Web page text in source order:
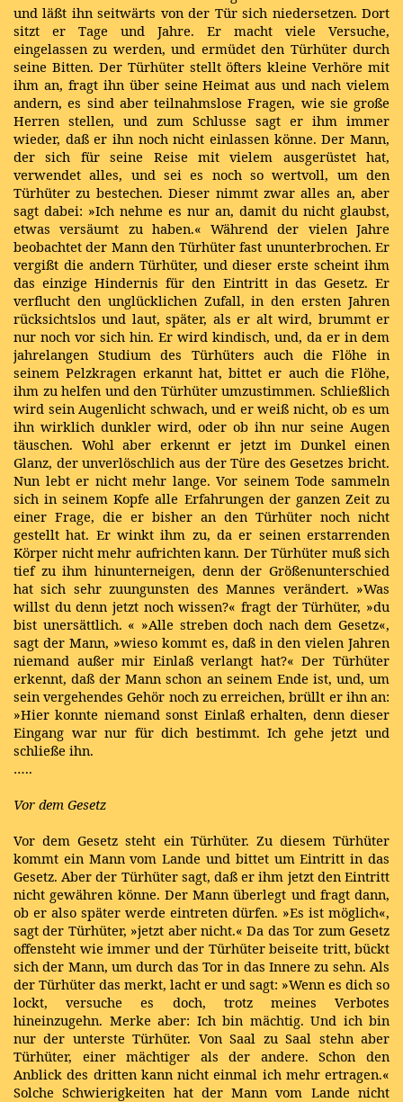
und läßt ihn seitwärts von der Tür sich niedersetzen. Dort
sitzt er Tage und Jahre. Er macht viele Versuche,
eingelassen zu werden, und ermüdet den Türhüter durch
seine Bitten. Der Türhüter stellt öfters kleine Verhöre mit
ihm an, fragt ihn über seine Heimat aus und nach vielem
andern, es sind aber teilnahmslose Fragen, wie sie große
Herren stellen, und zum Schlusse sagt er ihm immer
wieder, daß er ihn noch nicht einlassen könne. Der Mann,
der sich für seine Reise mit vielem ausgerüstet hat,
verwendet alles, und sei es noch so wertvoll, um den
Türhüter zu bestechen. Dieser nimmt zwar alles an, aber
sagt dabei: »Ich nehme es nur an, damit du nicht glaubst,
etwas versäumt zu haben.« Während der vielen Jahre
beobachtet der Mann den Türhüter fast ununterbrochen. Er
vergißt die andern Türhüter, und dieser erste scheint ihm
das einzige Hindernis für den Eintritt in das Gesetz. Er
verflucht den unglücklichen Zufall, in den ersten Jahren
rücksichtslos und laut, später, als er alt wird, brummt er
nur noch vor sich hin. Er wird kindisch, und, da er in dem
jahrelangen Studium des Türhüters auch die Flöhe in
seinem Pelzkragen erkannt hat, bittet er auch die Flöhe,
ihm zu helfen und den Türhüter umzustimmen. Schließlich
wird sein Augenlicht schwach, und er weiß nicht, ob es um
ihn wirklich dunkler wird, oder ob ihn nur seine Augen
täuschen. Wohl aber erkennt er jetzt im Dunkel einen
Glanz, der unverlöschlich aus der Türe des Gesetzes bricht.
Nun lebt er nicht mehr lange. Vor seinem Tode sammeln
sich in seinem Kopfe alle Erfahrungen der ganzen Zeit zu
einer Frage, die er bisher an den Türhüter noch nicht
gestellt hat. Er winkt ihm zu, da er seinen erstarrenden
Körper nicht mehr aufrichten kann. Der Türhüter muß sich
tief zu ihm hinunterneigen, denn der Größenunterschied
hat sich sehr zuungunsten des Mannes verändert. »Was
willst du denn jetzt noch wissen?« fragt der Türhüter, »du
bist unersättlich. « »Alle streben doch nach dem Gesetz«,
sagt der Mann, »wieso kommt es, daß in den vielen Jahren
niemand außer mir Einlaß verlangt hat?« Der Türhüter
erkennt, daß der Mann schon an seinem Ende ist, und, um
sein vergehendes Gehör noch zu erreichen, brüllt er ihn an:
»Hier konnte niemand sonst Einlaß erhalten, denn dieser
Eingang war nur für dich bestimmt. Ich gehe jetzt und
schließe ihn.
…..
Vor dem Gesetz
Vor dem Gesetz steht ein Türhüter. Zu diesem Türhüter
kommt ein Mann vom Lande und bittet um Eintritt in das
Gesetz. Aber der Türhüter sagt, daß er ihm jetzt den Eintritt
nicht gewähren könne. Der Mann überlegt und fragt dann,
ob er also später werde eintreten dürfen. »Es ist möglich«,
sagt der Türhüter, »jetzt aber nicht.« Da das Tor zum Gesetz
offensteht wie immer und der Türhüter beiseite tritt, bückt
sich der Mann, um durch das Tor in das Innere zu sehn. Als
der Türhüter das merkt, lacht er und sagt: »Wenn es dich so
lockt, versuche es doch, trotz meines Verbotes
hineinzugehn. Merke aber: Ich bin mächtig. Und ich bin
nur der unterste Türhüter. Von Saal zu Saal stehn aber
Türhüter, einer mächtiger als der andere. Schon den
Anblick des dritten kann nicht einmal ich mehr ertragen.«
Solche Schwierigkeiten hat der Mann vom Lande nicht